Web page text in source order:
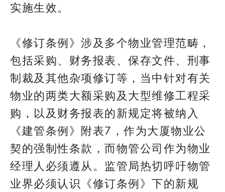
实施生效。
《修订条例》涉及多个物业管理范畴，
包括采购、财务报表、保存文件、刑事
制裁及其他杂项修订等，当中针对有关
物业的两类大额采购及大型维修工程采
购，以及财务报表的新规定将被纳入
《建管条例》附表7，作为大厦物业公
契的强制性条款，而物管公司作为物业
经理人必须遵从。监管局热切呼吁物管
业界必须认识《修订条例》下的新规